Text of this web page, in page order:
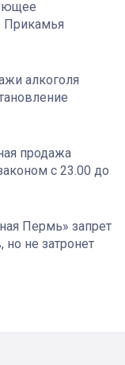
Прикамья
алкоголя
продажа
с 23.00 до
Пермь» запрет
но не затронет